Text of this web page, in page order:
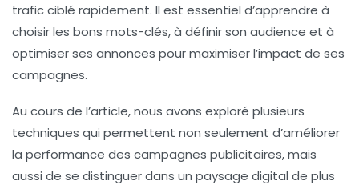
trafic ciblé rapidement. Il est essentiel d’apprendre à
choisir les bons mots-clés, à définir son audience et à
optimiser ses annonces pour maximiser l’impact de ses
campagnes.
Au cours de l’article, nous avons exploré plusieurs
techniques qui permettent non seulement d’améliorer
la performance des campagnes publicitaires, mais
aussi de se distinguer dans un paysage digital de plus